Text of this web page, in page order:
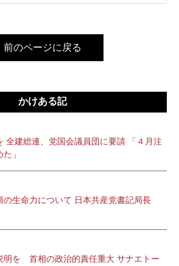
前のページに戻る
かけある記
全建総連、党国会議員団に要請 「４月注
」
の生命力について 日本共産党書記局長
明を 首相の政治的責任重大 サナエトー